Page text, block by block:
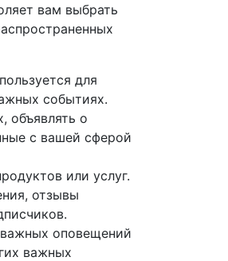
вам выбрать
для
событиях.
объявлять о
с вашей сферой
или услуг.
отзывы
важных оповещений
важных